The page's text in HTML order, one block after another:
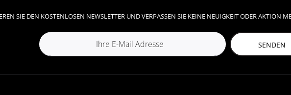
SIE DEN KOSTENLOSEN NEWSLETTER UND VERPASSEN SIE KEINE NEUIGKEIT ODER AKTION
SENDEN